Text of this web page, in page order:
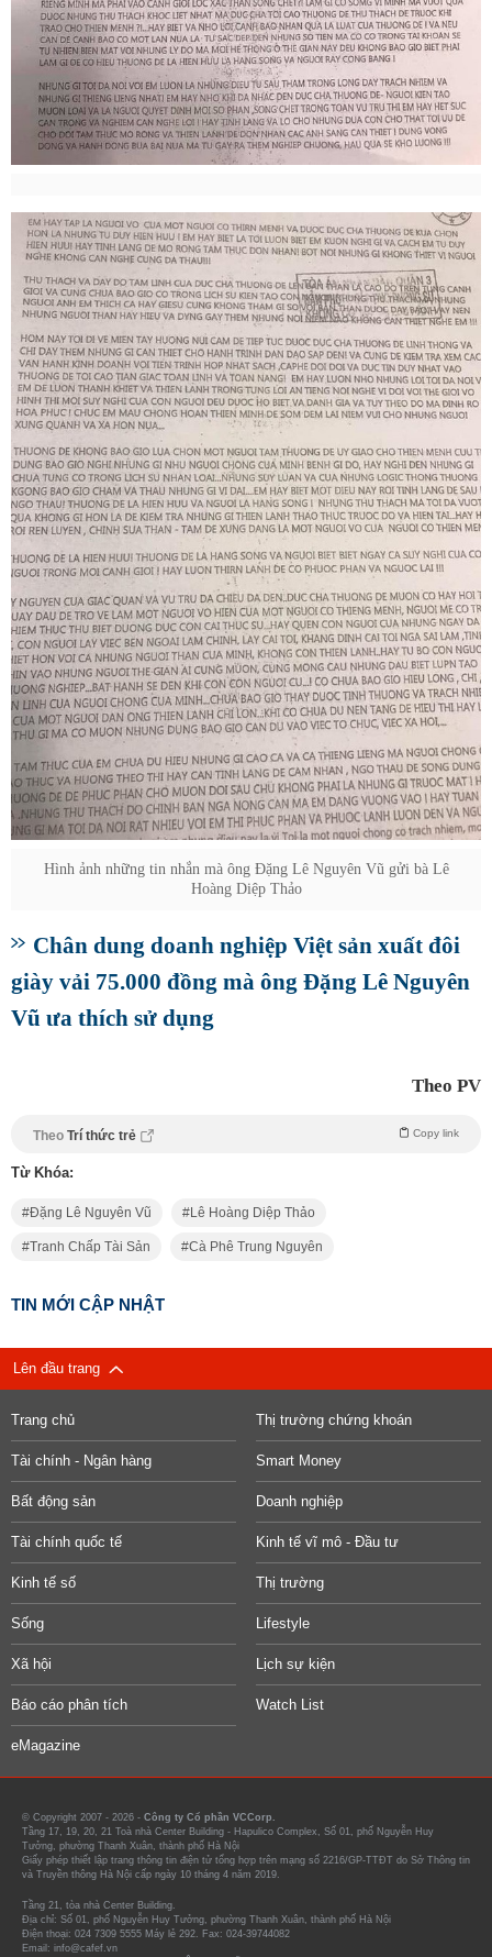
Hình ảnh những tin nhắn mà ông Đặng Lê Nguyên Vũ gửi bà Lê
Hoàng Diệp Thảo
Chân dung doanh nghiệp Việt sản xuất đôi
giày vải 75.000 đồng mà ông Đặng Lê Nguyên
Vũ ưa thích sử dụng
Theo PV
Theo Trí thức trẻ Copy link
Từ Khóa:
Đặng Lê Nguyên Vũ Lê Hoàng Diệp Thảo
Tranh Chấp Tài Sản Cà Phê Trung Nguyên
TIN MỚI CẬP NHẬT
Lên đầu trang
Trang chủ Thị trường chứng khoán
Tài chính - Ngân hàng Smart Money
Bất động sản Doanh nghiệp
Tài chính quốc tế Kinh tế vĩ mô - Đầu tư
Kinh tế số Thị trường
Sống Lifestyle
Xã hội Lịch sự kiện
Báo cáo phân tích Watch List
eMagazine
© Copyright 2007 - 2026 - Công ty Cổ phần VCCorp.
Tầng 17, 19, 20, 21 Toà nhà Center Building - Hapulico Complex, Số 01, phố Nguyễn Huy
Tưởng, phường Thanh Xuân, thành phố Hà Nội
Giấy phép thiết lập trang thông tin điện tử tổng hợp trên mạng số 2216/GP-TTĐT do Sở Thông tin
và Truyền thông Hà Nội cấp ngày 10 tháng 4 năm 2019.
Tầng 21, tòa nhà Center Building.
Địa chỉ: Số 01, phố Nguyễn Huy Tưởng, phường Thanh Xuân, thành phố Hà Nội
Điện thoại: 024 7309 5555 Máy lẻ 292. Fax: 024-39744082
Email: info@cafef.vn